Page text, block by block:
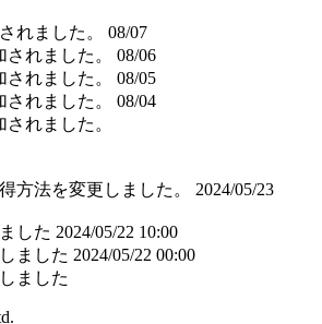
れました。
08/07
れました。
08/06
れました。
08/05
れました。
08/04
れました。
方法を変更しました。
2024/05/23
した 2024/05/22 10:00
ました 2024/05/22 00:00
ました